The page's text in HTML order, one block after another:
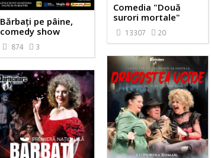
Bărbați pe pâine,
comedy show
874 3
Comedia "Două
surori mortale"
13307 20